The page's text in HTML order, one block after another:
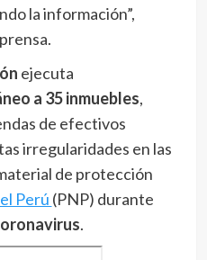
la información”,
ejecuta
a 35 inmuebles,
de efectivos
irregularidades en las
de protección
Perú (PNP) durante
.